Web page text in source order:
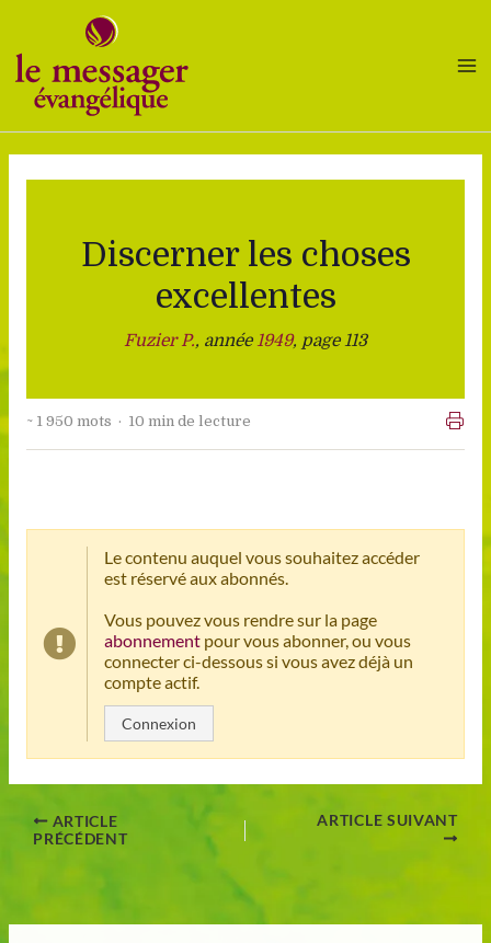
contenu
Discerner les choses
excellentes
Fuzier P., année1949, page 113
~ 1 950 mots · 10 min de lecture
Le contenu auquel vous souhaitez accéder
est réservé aux abonnés.
Vous pouvez vous rendre sur la page
abonnementpour vous abonner, ou vous
connecter ci-dessous si vous avez déjà un
compte actif.
Connexion
ARTICLE
PRÉCÉDENT
ARTICLE SUIVANT